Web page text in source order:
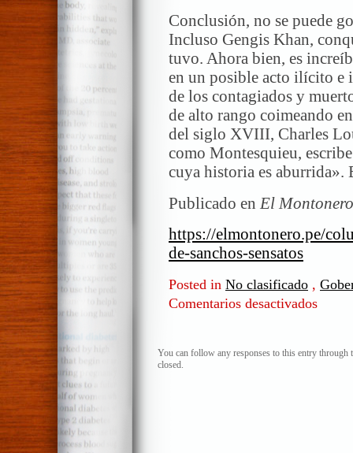
Conclusión, no se puede
Incluso Gengis Khan,
tuvo. Ahora bien, es
en un posible acto ilícito e
de los contagiados y
de alto rango coimeando
del siglo XVIII, Charles
como Montesquieu,
cuya historia es aburrida».
Publicado en El Montonero
https://elmontonero.pe/
de-sanchos-sensatos
Posted in No clasificado ,
Comentarios desactivados
y
You can follow any responses to this entry through
closed.